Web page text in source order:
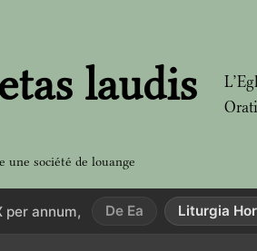
laudis
une société de louange
per annum, De Ea Liturgia